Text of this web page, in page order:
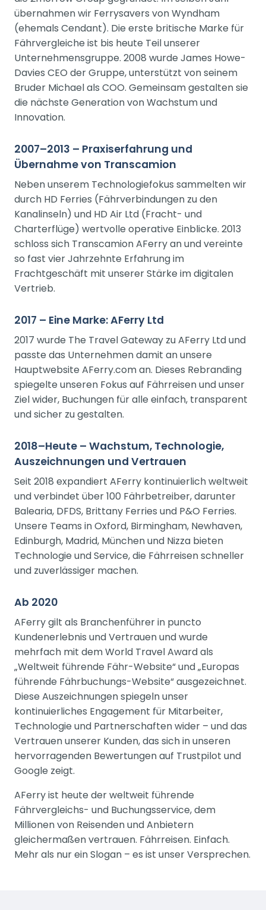
übernahmen wir Ferrysavers von Wyndham
(ehemals Cendant). Die erste britische Marke für
Fährvergleiche ist bis heute Teil unserer
Unternehmensgruppe. 2008 wurde James Howe-
Davies CEO der Gruppe, unterstützt von seinem
Bruder Michael als COO. Gemeinsam gestalten sie
die nächste Generation von Wachstum und
Innovation.
2007–2013 – Praxiserfahrung und
Übernahme von Transcamion
Neben unserem Technologiefokus sammelten wir
durch HD Ferries (Fährverbindungen zu den
Kanalinseln) und HD Air Ltd (Fracht- und
Charterflüge) wertvolle operative Einblicke. 2013
schloss sich Transcamion AFerry an und vereinte
so fast vier Jahrzehnte Erfahrung im
Frachtgeschäft mit unserer Stärke im digitalen
Vertrieb.
2017 – Eine Marke: AFerry Ltd
2017 wurde The Travel Gateway zu AFerry Ltd und
passte das Unternehmen damit an unsere
Hauptwebsite AFerry.com an. Dieses Rebranding
spiegelte unseren Fokus auf Fährreisen und unser
Ziel wider, Buchungen für alle einfach, transparent
und sicher zu gestalten.
2018–Heute – Wachstum, Technologie,
Auszeichnungen und Vertrauen
Seit 2018 expandiert AFerry kontinuierlich weltweit
und verbindet über 100 Fährbetreiber, darunter
Balearia, DFDS, Brittany Ferries und P&O Ferries.
Unsere Teams in Oxford, Birmingham, Newhaven,
Edinburgh, Madrid, München und Nizza bieten
Technologie und Service, die Fährreisen schneller
und zuverlässiger machen.
Ab 2020
AFerry gilt als Branchenführer in puncto
Kundenerlebnis und Vertrauen und wurde
mehrfach mit dem World Travel Award als
„Weltweit führende Fähr-Website“ und „Europas
führende Fährbuchungs-Website“ ausgezeichnet.
Diese Auszeichnungen spiegeln unser
kontinuierliches Engagement für Mitarbeiter,
Technologie und Partnerschaften wider – und das
Vertrauen unserer Kunden, das sich in unseren
hervorragenden Bewertungen auf Trustpilot und
Google zeigt.
AFerry ist heute der weltweit führende
Fährvergleichs- und Buchungsservice, dem
Millionen von Reisenden und Anbietern
gleichermaßen vertrauen. Fährreisen. Einfach.
Mehr als nur ein Slogan – es ist unser Versprechen.